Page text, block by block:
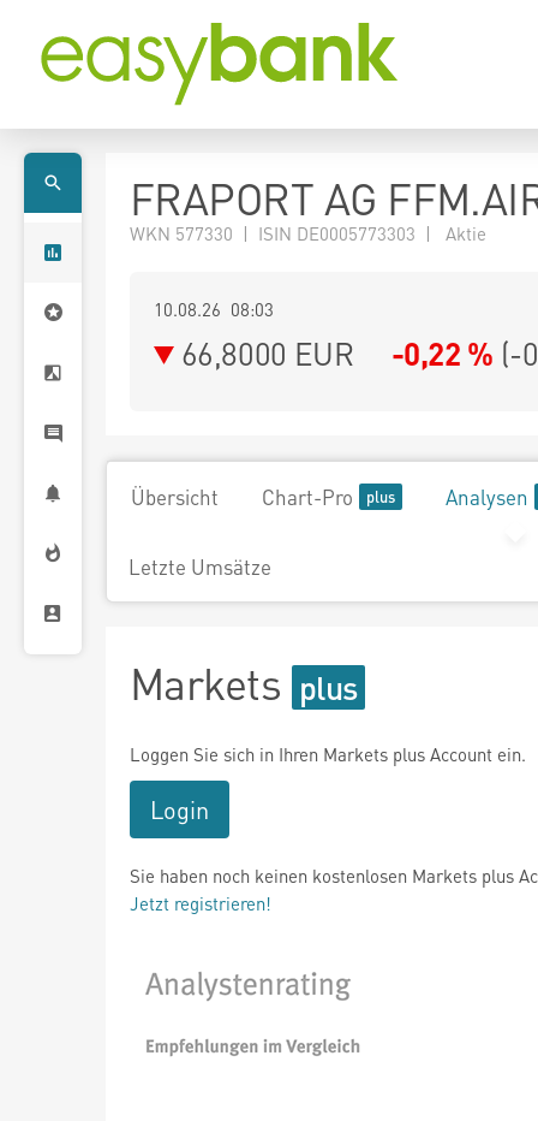
FRAPORT AG
WKN 577330 | ISIN DE0005773303 | Aktie
10.08.26 08:03
66,8000 EUR -0,22 % (-
Übersicht Chart-Pro Analysen
Letzte Umsätze
Markets
Loggen Sie sich in Ihren Markets plus Account ein.
Login
Sie haben noch keinen kostenlosen Markets plus
Jetzt registrieren!